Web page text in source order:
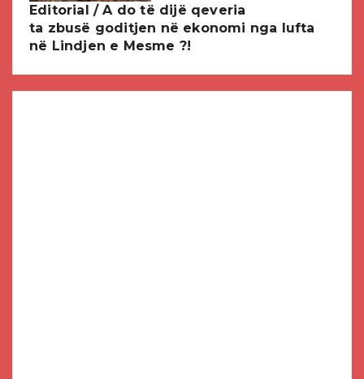
Editorial / A do të dijë qeveria
ta zbusë goditjen në ekonomi nga lufta
në Lindjen e Mesme ?!